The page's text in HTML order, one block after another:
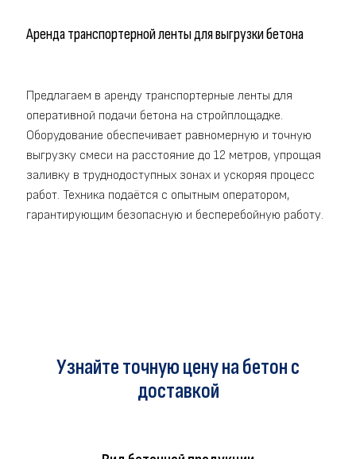
Аренда транспортерной ленты для выгрузки бетона
Предлагаем в аренду транспортерные ленты для
оперативной подачи бетона на стройплощадке.
Оборудование обеспечивает равномерную и точную
выгрузку смеси на расстояние до 12 метров, упрощая
заливку в труднодоступных зонах и ускоряя процесс
работ. Техника подаётся с опытным оператором,
гарантирующим безопасную и бесперебойную работу.
Узнайте точную цену на бетон с
доставкой